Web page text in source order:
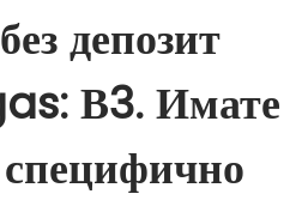
депозит
В3. Имате